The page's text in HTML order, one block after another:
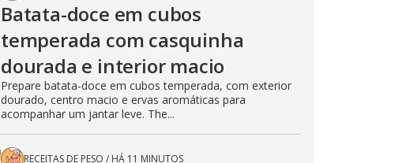
Batata-doce em cubos
temperada com casquinha
dourada e interior macio
Prepare batata-doce em cubos temperada, com exterior
dourado, centro macio e ervas aromáticas para
acompanhar um jantar leve. The...
RECEITAS DE PESO / HÁ 11 MINUTOS